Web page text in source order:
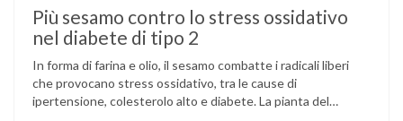
Più sesamo contro lo stress ossidativo
nel diabete di tipo 2
In forma di farina e olio, il sesamo combatte i radicali liberi
che provocano stress ossidativo, tra le cause di
ipertensione, colesterolo alto e diabete. La pianta del